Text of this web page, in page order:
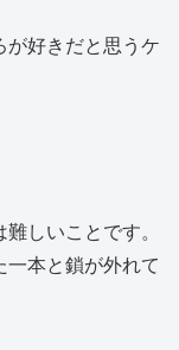
好きだと思うケ
しいことです。
本と鎖が外れて